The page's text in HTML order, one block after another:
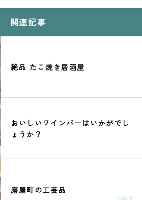
関連記事
絶品 たこ焼き居酒屋
おいしいワインバーはいかがでし
ょうか？
磨屋町の工芸品